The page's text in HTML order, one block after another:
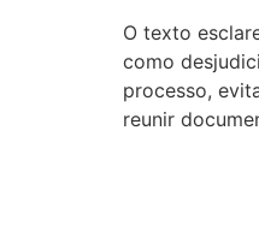
O texto
como
processo,
reunir